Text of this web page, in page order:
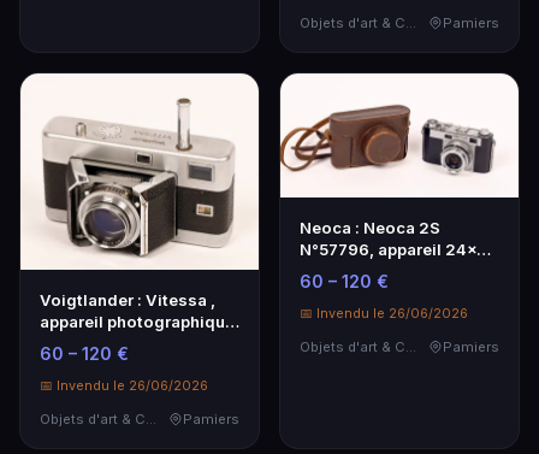
Objets d'art & Curiosités
Pamiers
Voigtlander : Vitessa ,
appareil photographique
24x36 à visé…
60 – 120 €
📅 Invendu le 26/06/2026
Pamiers
Neoca : Neoca 2S
N°57796, appareil 24x36
à visée télémètriqu…
60 – 120 €
📅 Invendu le 26/06/2026
Objets d'art & Curiosités
Pamiers